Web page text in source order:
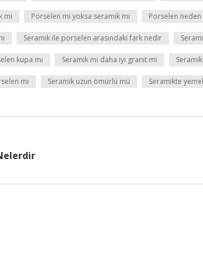
mi Porselen mi yoksa seramik mi Porselen neden
Seramik ile porselen arasındaki fark nedir
kupa mı Seramik mi daha iyi granit mi
mi Seramik uzun ömürlü mü Seramikte